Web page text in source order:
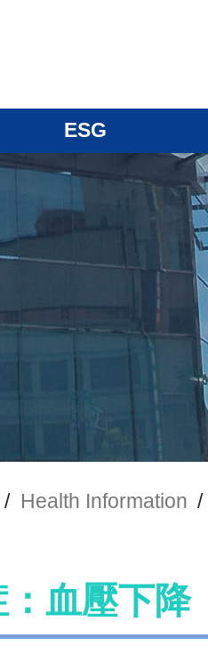
ESG
/ Health Information /
血壓下降